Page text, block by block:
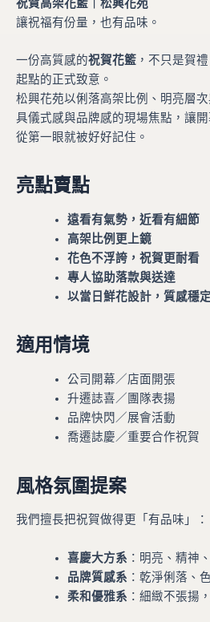
祝賀高架花籃｜松興花苑
讓祝福有份量，也有品味。
一份高質感的祝賀花籃 ，不只是賀
起點的正式致意。
松興花苑以俐落高架比例、明亮層
具儀式感與品牌感的現場焦點，讓
從第一眼就被好好記住。
亮點賣點
遠看有氣勢，近看有細節
高架比例更上鏡
花色不浮誇，祝賀更耐看
專人協助落款與送達
以當日鮮花設計，質感穩定
適用情境
公司開幕／店面開張
升遷誌喜／團隊表揚
品牌快閃／展會活動
喬遷誌慶／重要合作祝賀
風格氛圍提案
我們擅長把祝賀做得更「有品味」：
喜慶大方系 ：明亮、精神
品牌質感系 ：乾淨俐落、
柔和優雅系 ：細緻不張揚